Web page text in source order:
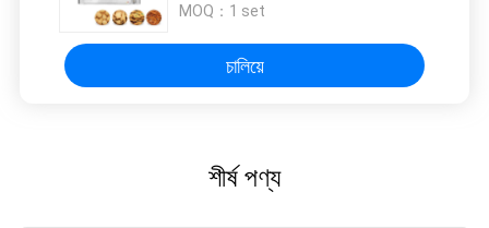
MOQ： 1 set
চালিয়ে
শীর্ষ পণ্য